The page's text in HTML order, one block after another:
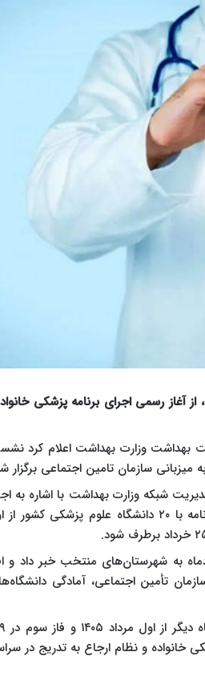
بهداشت وزارت بهداشت اعلام کرد
میزبانی سازمان تامین اجتماعی برگزار
نفر جمعیت، گفت: فاز نخست اجرای برنامه با ۲۰
۱۰ تیم پایش ملی از ۱۶ خردادماه به شهرستان‌های
تأمین اجتماعی، آمادگی